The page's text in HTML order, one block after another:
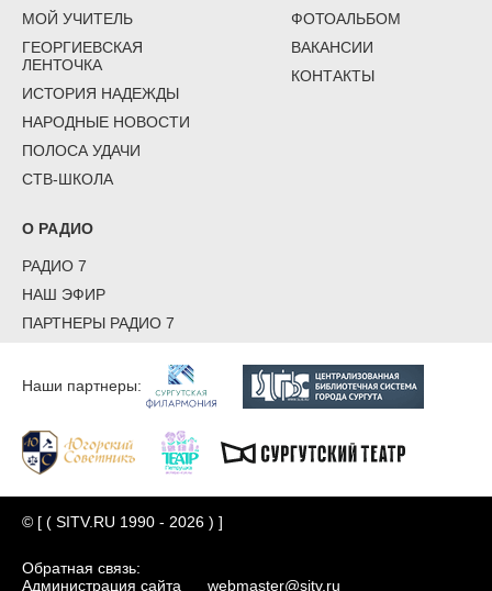
МОЙ УЧИТЕЛЬ
ГЕОРГИЕВСКАЯ
ЛЕНТОЧКА
ИСТОРИЯ НАДЕЖДЫ
НАРОДНЫЕ НОВОСТИ
ПОЛОСА УДАЧИ
СТВ-ШКОЛА
ФОТОАЛЬБОМ
ВАКАНСИИ
КОНТАКТЫ
О РАДИО
РАДИО 7
НАШ ЭФИР
ПАРТНЕРЫ РАДИО 7
Наши партнеры:
© [ ( SITV.RU 1990 - 2026 ) ]
Обратная связь:
Администрация сайта
webmaster@sitv.ru